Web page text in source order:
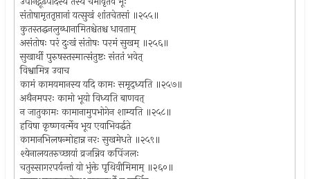
संतोषामृततृप्तानां यत्सुखं शांतचेतसां ॥२५५॥
कुतस्तद्धनलुब्धानामितश्चेतश्च धावताम्
असंतोषः परं दुःखं संतोषः परमं सुखम् ॥२५६॥
सुखार्थी पुरुषस्तस्मात्संतुष्टः संततं भवेत्
विश्वामित्र उवाच
कामं कामयमानस्य यदि कामः समृद्ध्यति ॥२५७॥
अथैनमपरः कामो भूयो विध्यति बाणवत्
न जातुकामः कामानामुपभोगेन शाम्यति ॥२५८॥
हविषा कृष्णवर्त्मेव भूय एवाभिवर्द्धते
कामानभिलषन्मोहान्न नरः सुखमेधते ॥२५९॥
श्येनालयतरुच्छायां व्रजन्निव कपिंजलः
चतुस्सागरपर्यन्तां यो भुंक्ते पृथिवीमिमाम् ॥२६०॥